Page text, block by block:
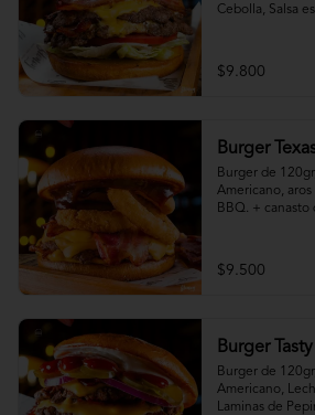
Cebolla, Salsa
$9.800
Burger
Burger de
Americano,
BBQ. + canasto
$9.500
Burger Tasty
Burger de
Americano,
Laminas de